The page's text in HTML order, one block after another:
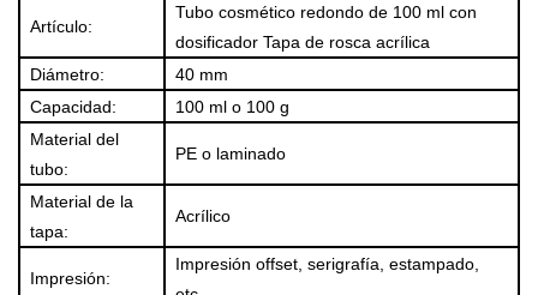
Artículo:
Tubo cosmético redondo de 100 ml con
dosificador Tapa de rosca acrílica
Diámetro:
40 mm
Capacidad:
100 ml o 100 g
Material del
tubo:
PE o laminado
Material de la
tapa:
Acrílico
Impresión:
Impresión offset, serigrafía, estampado,